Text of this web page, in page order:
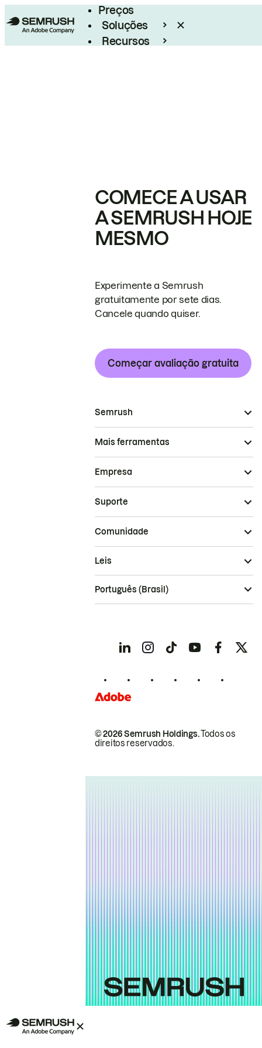
Preços
Soluções
Recursos
COMECE A USAR
A SEMRUSH HOJE
MESMO
Experimente a Semrush
gratuitamente por sete dias.
Cancele quando quiser.
Começar avaliação gratuita
Semrush
Mais ferramentas
Empresa
Suporte
Comunidade
© 2026 Semrush Holdings.Todos os
direitos reservados.
Leis
Português (Brasil)